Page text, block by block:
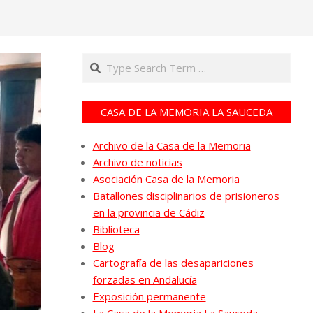
Search
CASA DE LA MEMORIA LA SAUCEDA
Archivo de la Casa de la Memoria
Archivo de noticias
Asociación Casa de la Memoria
Batallones disciplinarios de prisioneros
en la provincia de Cádiz
Biblioteca
Blog
Cartografía de las desapariciones
forzadas en Andalucía
Exposición permanente